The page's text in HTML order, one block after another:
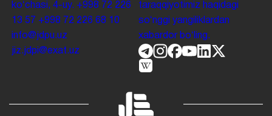
koʻchasi, 4-uy. +998 72 226
13 57 +998 72 226 68 10
info@jdpu.uz
jiz.jdpi@exat.uz
taraqqiyotimiz haqidagi
soʻnggi yangiliklardan
xabardor boʻling.